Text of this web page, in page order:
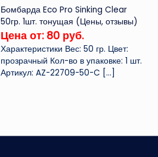
Бомбарда Eco Pro Sinking Clear
50гр. 1шт. тонущая (Цены, отзывы)
Цена от: 80 руб.
Характеристики Вес: 50 гр. Цвет:
прозрачный Кол-во в упаковке: 1 шт.
Артикул: AZ-22709-50-C […]